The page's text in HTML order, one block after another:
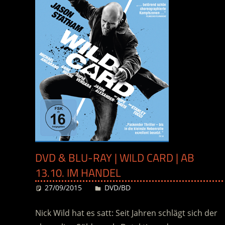
DVD & BLU-RAY | WILD CARD | AB
13.10. IM HANDEL
27/09/2015 Desiree
DVD/BD
Nick Wild hat es satt: Seit Jahren schlägt sich der